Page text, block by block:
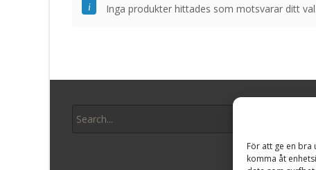
För att ge en
komma åt
Inga produkter hittades som motsvarar ditt val.
for:
Rappa